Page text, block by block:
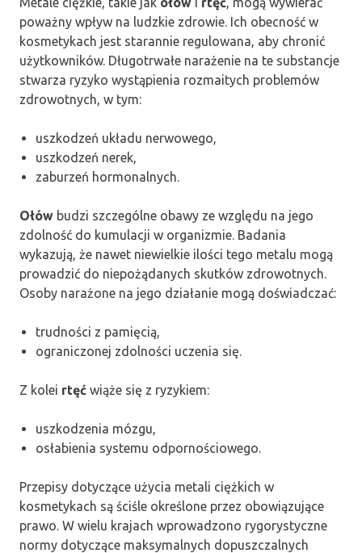
poważny wpływ na ludzkie zdrowie. Ich obecność w
kosmetykach jest starannie regulowana, aby chronić
użytkowników. Długotrwałe narażenie na te substancje
stwarza ryzyko wystąpienia rozmaitych problemów
zdrowotnych, w tym:
uszkodzeń układu nerwowego,
uszkodzeń nerek,
zaburzeń hormonalnych.
Ołów budzi szczególne obawy ze względu na jego
zdolność do kumulacji w organizmie. Badania
wykazują, że nawet niewielkie ilości tego metalu mogą
prowadzić do niepożądanych skutków zdrowotnych.
Osoby narażone na jego działanie mogą doświadczać:
trudności z pamięcią,
ograniczonej zdolności uczenia się.
Z kolei rtęć wiąże się z ryzykiem:
uszkodzenia mózgu,
osłabienia systemu odpornościowego.
Przepisy dotyczące użycia metali ciężkich w
kosmetykach są ściśle określone przez obowiązujące
prawo. W wielu krajach wprowadzono rygorystyczne
normy dotyczące maksymalnych dopuszczalnych